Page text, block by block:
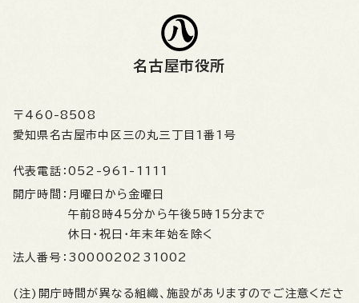
名古屋市役所
〒460-8508
愛知県名古屋市中区三の丸三丁目1番1号
代表電話： 052-961-1111
開庁時間： 月曜日から金曜日
午前8時45分から午後5時15分まで
休日・祝日・年末年始を除く
法人番号： 3000020231002
(注)開庁時間が異なる組織、施設がありますのでご注意くださ